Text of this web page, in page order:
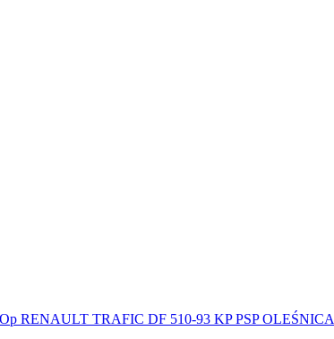
RENAULT TRAFIC DF 510-93 KP PSP OLEŚNICA